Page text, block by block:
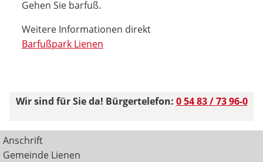
Gehen Sie barfuß.
Weitere Informationen direkt
Barfußpark Lienen
Wir sind für Sie da! Bürgertelefon: 0 54 83 / 73 96-0
Anschrift
Gemeinde Lienen